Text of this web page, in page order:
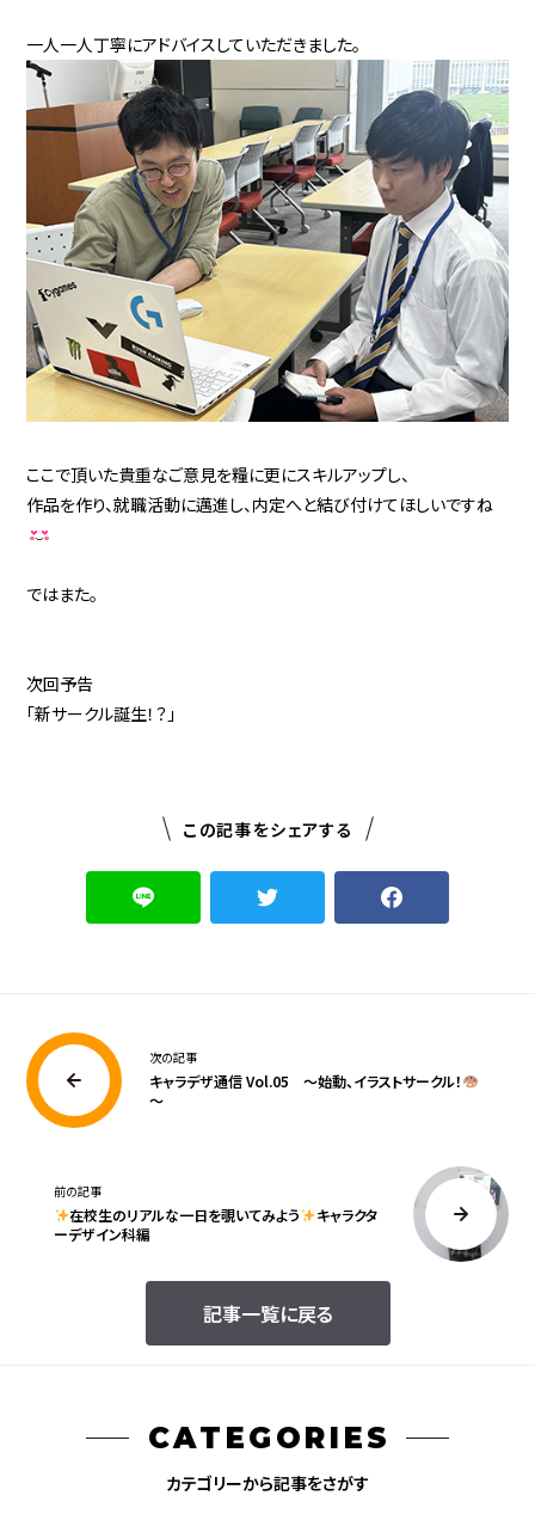
一人一人丁寧にアドバイスしていただきました。
ここで頂いた貴重なご意見を糧に更にスキルアップし、
作品を作り、就職活動に邁進し、内定へと結び付けてほしいですね
ではまた。
次回予告
「新サークル誕生！？」
この記事をシェアする
次の記事
キャラデザ通信 Vol.05 ～始動、イラストサークル！
～
記事一覧に戻る
前の記事
在校生のリアルな一日を覗いてみよう
キャラクタ
ーデザイン科編
CATEGORIES
カテゴリーから記事をさがす